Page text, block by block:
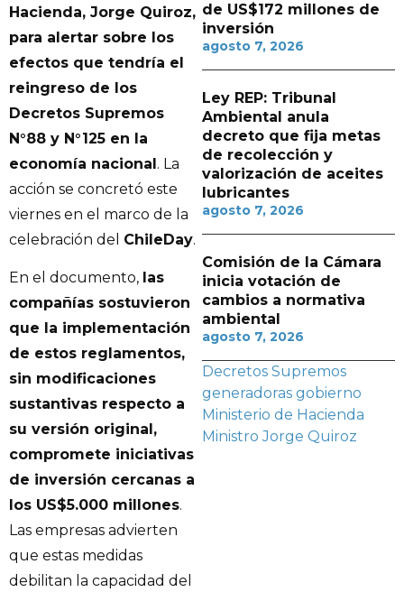
Hacienda, Jorge Quiroz,
para alertar sobre los
efectos que tendría el
reingreso de los
Decretos Supremos
N°88 y N°125 en la
economía nacional. La
acción se concretó este
viernes en el marco de la
celebración del ChileDay.
En el documento, las
compañías sostuvieron
que la implementación
de estos reglamentos,
sin modificaciones
sustantivas respecto a
su versión original,
compromete iniciativas
de inversión cercanas a
los US$5.000 millones.
Las empresas advierten
que estas medidas
debilitan la capacidad del
de US$172 millones de
inversión
agosto 7, 2026
Ley REP: Tribunal
Ambiental anula
decreto que fija metas
de recolección y
valorización de aceites
lubricantes
agosto 7, 2026
Comisión de la Cámara
inicia votación de
cambios a normativa
ambiental
agosto 7, 2026
Decretos Supremos
generadoras gobierno
Ministerio de Hacienda
Ministro Jorge Quiroz